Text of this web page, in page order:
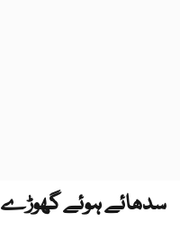
سدھائے ہوئے گھوڑے